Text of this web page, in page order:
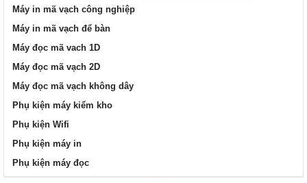
Máy in mã vạch công nghiệp
Máy in mã vạch để bàn
Máy đọc mã vach 1D
Máy đọc mã vạch 2D
Máy đọc mã vạch không dây
Phụ kiện máy kiểm kho
Phụ kiện Wifi
Phụ kiện máy in
Phụ kiện máy đọc